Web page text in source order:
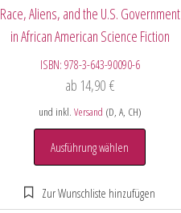
Race, Aliens, and the U.S. Government
in African American Science Fiction
ISBN: 978-3-643-90090-6
ab 14,90 €
und inkl. Versand (D, A, CH)
Ausführung wählen